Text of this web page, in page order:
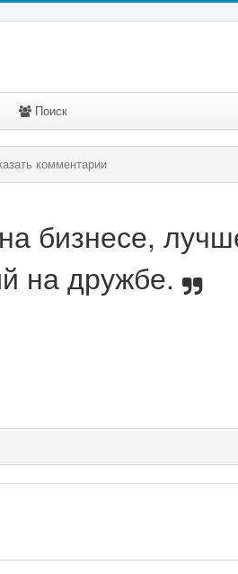
Поиск
комментарии
бизнесе,
на дружбе.